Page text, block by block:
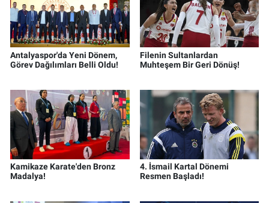
Antalyaspor'da Yeni Dönem,
Görev Dağılımları Belli Oldu!
Filenin Sultanlardan
Muhteşem Bir Geri Dönüş!
Kamikaze Karate'den Bronz
Madalya!
4. İsmail Kartal Dönemi
Resmen Başladı!